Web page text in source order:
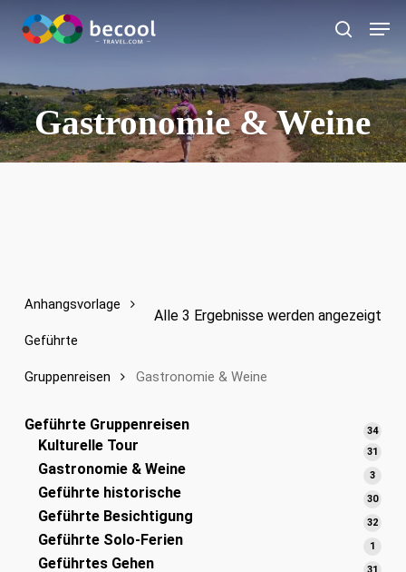
Hauptinhalt
springen
Suche
Gastronomie & Weine
Alle 3 Ergebnisse werden angezeigt
Anhangsvorlage
Geführte
Gruppenreisen Gastronomie & Weine
Geführte Gruppenreisen 3434
Kulturelle Tour 31
Gastronomie & Weine 33
Geführte historische 3030
Geführte Besichtigung 3232
Geführte Solo-Ferien 1
Geführtes Gehen